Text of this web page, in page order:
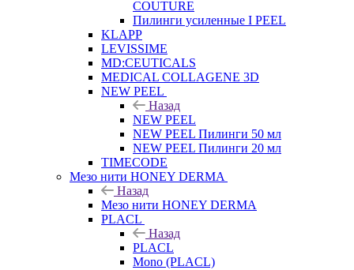
COUTURE
Пилинги усиленные I PEEL
KLAPP
LEVISSIME
MD:CEUTICALS
MEDICAL COLLAGENE 3D
NEW PEEL
Назад
NEW PEEL
NEW PEEL Пилинги 50 мл
NEW PEEL Пилинги 20 мл
TIMECODE
Мезо нити HONEY DERMA
Назад
Мезо нити HONEY DERMA
PLACL
Назад
PLACL
Mono (PLACL)